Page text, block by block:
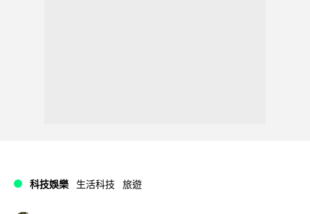
科技娛樂 生活科技 旅遊